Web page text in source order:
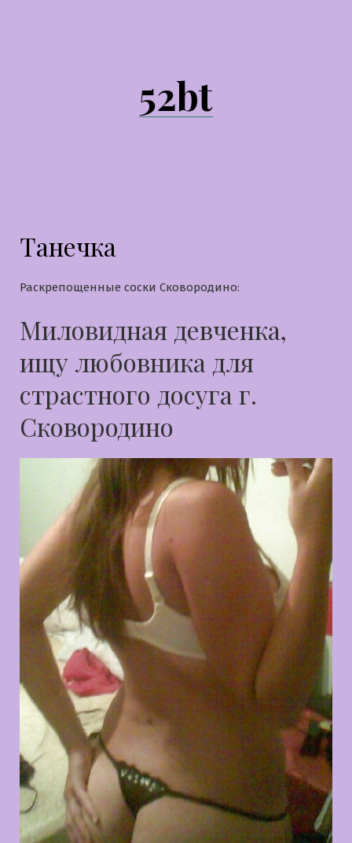
52bt
Танечка
Раскрепощенные соски Сковородино:
Миловидная девченка,
ищу любовника для
страстного досуга г.
Сковородино